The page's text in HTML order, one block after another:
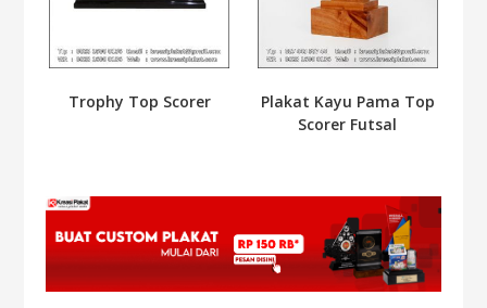
Trophy Top Scorer
Plakat Kayu Pama Top
Scorer Futsal